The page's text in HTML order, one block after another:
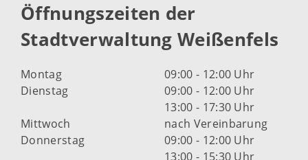
Öffnungszeiten der
Stadtverwaltung Weißenfels
Montag
09:00 - 12:00 Uhr
Dienstag
09:00 - 12:00 Uhr
13:00 - 17:30 Uhr
Mittwoch
nach Vereinbarung
Donnerstag
09:00 - 12:00 Uhr
13:00 - 15:30 Uhr